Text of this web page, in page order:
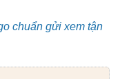
chuẩn gửi xem tận